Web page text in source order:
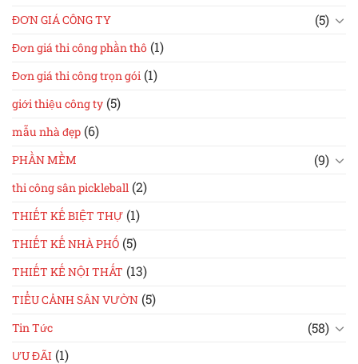
ĐƠN GIÁ CÔNG TY (5)
Đơn giá thi công phần thô (1)
Đơn giá thi công trọn gói (1)
giới thiệu công ty (5)
mẫu nhà đẹp (6)
PHẦN MỀM (9)
thi công sân pickleball (2)
THIẾT KẾ BIỆT THỰ (1)
THIẾT KẾ NHÀ PHỐ (5)
THIẾT KẾ NỘI THẤT (13)
TIỂU CẢNH SÂN VƯỜN (5)
Tin Tức (58)
ƯU ĐÃI (1)